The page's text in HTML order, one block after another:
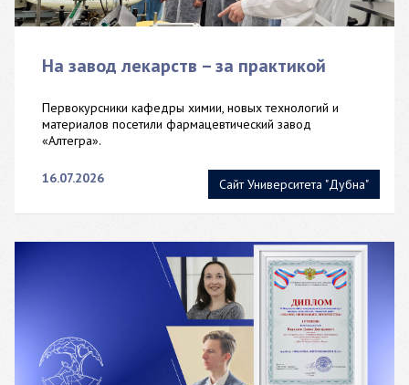
Сайт Университета "Дубна"
На завод лекарств – за практикой
Первокурсники кафедры химии, новых технологий и
материалов посетили фармацевтический завод
«Алтегра».
16.07.2026